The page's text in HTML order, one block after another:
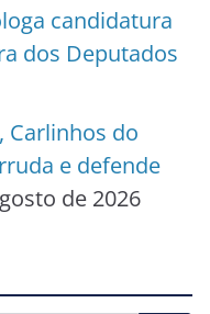
candidatura
dos Deputados
Carlinhos do
e defende
de 2026